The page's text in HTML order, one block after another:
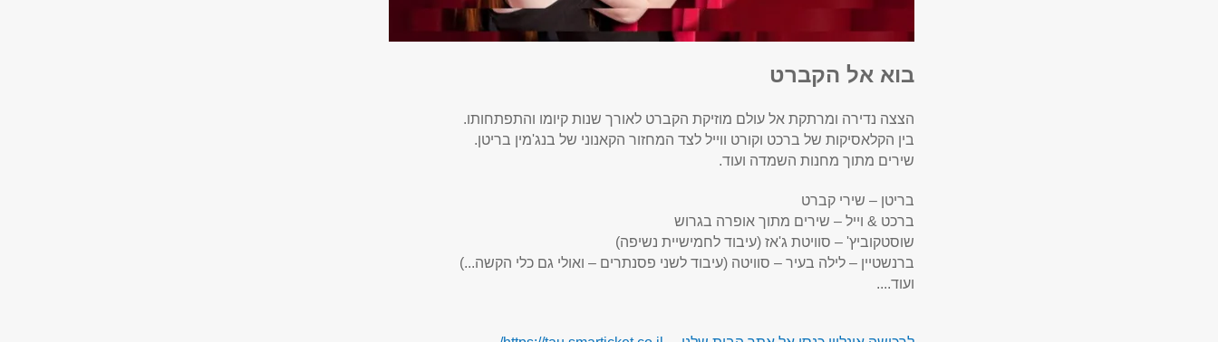
בוא אל הקברט
הצצה נדירה ומרתקת אל עולם מוזיקת הקברט לאורך שנות קיומו והתפתחותו.
בין הקלאסיקות של ברכט וקורט ווייל לצד המחזור הקאנוני של בנג'מין בריטן.
שירים מתוך מחנות השמדה ועוד.
בריטן – שירי קברט
ברכט & וייל – שירים מתוך אופרה בגרוש
שוסטקוביץ' – סוויטת ג'אז (עיבוד לחמישיית נשיפה)
ברנשטיין – לילה בעיר – סוויטה (עיבוד לשני פסנתרים – ואולי גם כלי הקשה...)
ועוד....